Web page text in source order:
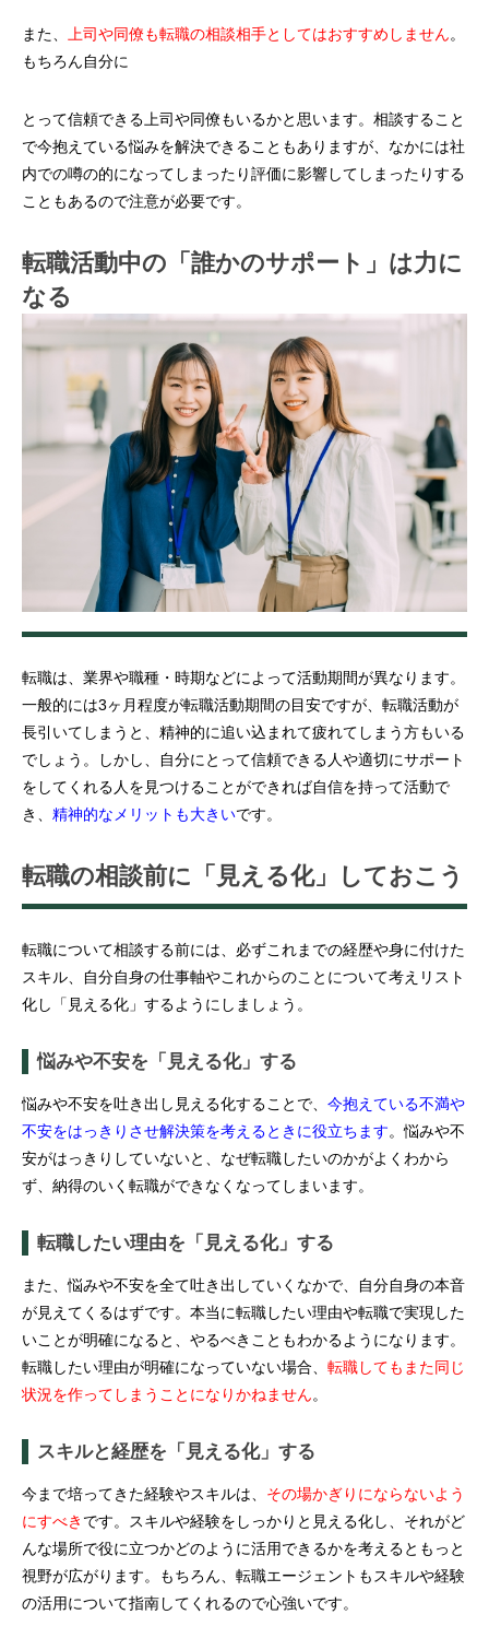
また、 上司や同僚も転職の相談相手としてはおすすめしません。
もちろん自分に
とって信頼できる上司や同僚もいるかと思います。相談すること
で今抱えている悩みを解決できることもありますが、なかには社
内での噂の的になってしまったり評価に影響してしまったりする
こともあるので注意が必要です。
転職活動中の「誰かのサポート」は力に
なる
転職は、業界や職種・時期などによって活動期間が異なります。
一般的には3ヶ月程度が転職活動期間の目安ですが、転職活動が
長引いてしまうと、精神的に追い込まれて疲れてしまう方もいる
でしょう。しかし、自分にとって信頼できる人や適切にサポート
をしてくれる人を見つけることができれば自信を持って活動で
き、 精神的なメリットも大きいです。
転職の相談前に「見える化」しておこう
転職について相談する前には、必ずこれまでの経歴や身に付けた
スキル、自分自身の仕事軸やこれからのことについて考えリスト
化し「見える化」するようにしましょう。
悩みや不安を「見える化」する
悩みや不安を吐き出し見える化することで、 今抱えている不満や
不安をはっきりさせ解決策を考えるときに役立ちます。悩みや不
安がはっきりしていないと、なぜ転職したいのかがよくわから
ず、納得のいく転職ができなくなってしまいます。
転職したい理由を「見える化」する
また、悩みや不安を全て吐き出していくなかで、自分自身の本音
が見えてくるはずです。本当に転職したい理由や転職で実現した
いことが明確になると、やるべきこともわかるようになります。
転職したい理由が明確になっていない場合、 転職してもまた同じ
状況を作ってしまうことになりかねません。
スキルと経歴を「見える化」する
今まで培ってきた経験やスキルは、 その場かぎりにならないよう
にすべき です。スキルや経験をしっかりと見える化し、それがど
んな場所で役に立つかどのように活用できるかを考えるともっと
視野が広がります。もちろん、転職エージェントもスキルや経験
の活用について指南してくれるので心強いです。